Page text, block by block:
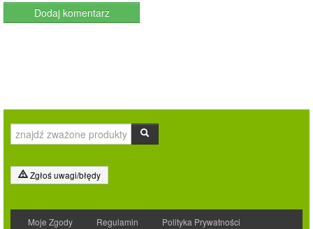
Zgłoś uwagi/błędy
Moje Zgody Regulamin Polityka Prywatności